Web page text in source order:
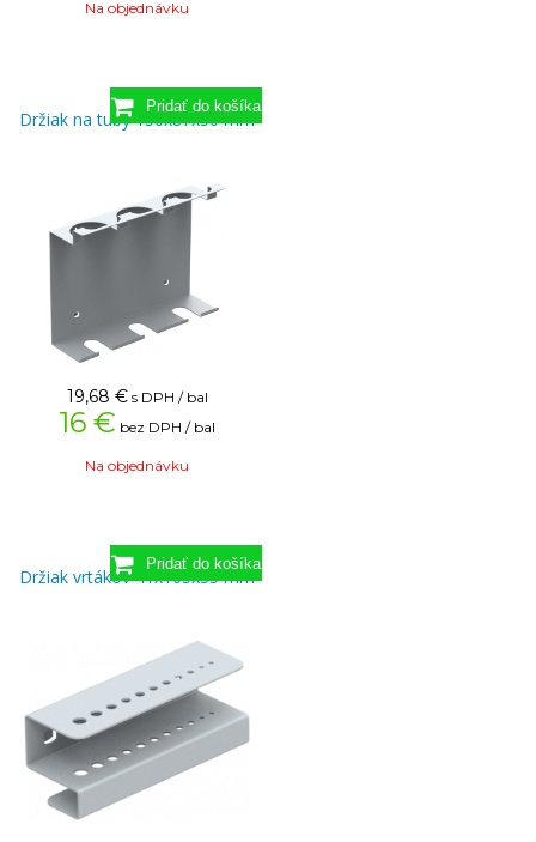
Na objednávku
Držiak na tuby 150x87x50 mm
19,68 € s DPH / bal
16 € bez DPH / bal
Na objednávku
Držiak vrtákov 41x105x35 mm